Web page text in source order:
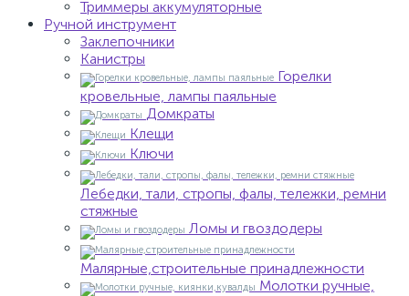
Триммеры аккумуляторные
Ручной инструмент
Заклепочники
Канистры
Горелки
кровельные, лампы паяльные
Домкраты
Клещи
Ключи
Лебедки, тали, стропы, фалы, тележки, ремни
стяжные
Ломы и гвоздодеры
Малярные,строительные принадлежности
Молотки ручные,